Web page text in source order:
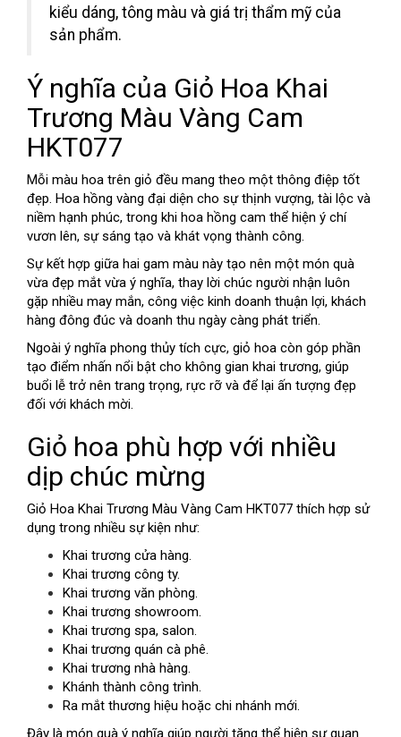
kiểu dáng, tông màu và giá trị thẩm mỹ của
sản phẩm.
Ý nghĩa của Giỏ Hoa Khai
Trương Màu Vàng Cam
HKT077
Mỗi màu hoa trên giỏ đều mang theo một thông điệp tốt
đẹp. Hoa hồng vàng đại diện cho sự thịnh vượng, tài lộc và
niềm hạnh phúc, trong khi hoa hồng cam thể hiện ý chí
vươn lên, sự sáng tạo và khát vọng thành công.
Sự kết hợp giữa hai gam màu này tạo nên một món quà
vừa đẹp mắt vừa ý nghĩa, thay lời chúc người nhận luôn
gặp nhiều may mắn, công việc kinh doanh thuận lợi, khách
hàng đông đúc và doanh thu ngày càng phát triển.
Ngoài ý nghĩa phong thủy tích cực, giỏ hoa còn góp phần
tạo điểm nhấn nổi bật cho không gian khai trương, giúp
buổi lễ trở nên trang trọng, rực rỡ và để lại ấn tượng đẹp
đối với khách mời.
Giỏ hoa phù hợp với nhiều
dịp chúc mừng
Giỏ Hoa Khai Trương Màu Vàng Cam HKT077 thích hợp sử
dụng trong nhiều sự kiện như:
Khai trương cửa hàng.
Khai trương công ty.
Khai trương văn phòng.
Khai trương showroom.
Khai trương spa, salon.
Khai trương quán cà phê.
Khai trương nhà hàng.
Khánh thành công trình.
Ra mắt thương hiệu hoặc chi nhánh mới.
Đây là món quà ý nghĩa giúp người tặng thể hiện sự quan